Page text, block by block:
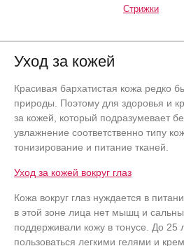
Стрижки
Уход за кожей
Красивая бархатистая кожа редко
природы. Поэтому для здоровья и
за кожей, который подразумевает
увлажнение соответственно типу
тонизирование и питание тканей.
Уход за кожей вокруг глаз
Кожа вокруг глаз нуждается в
в этой зоне лица нет мышц и
поддерживали кожу в тонусе. До 25
пользоваться легкими гелями и